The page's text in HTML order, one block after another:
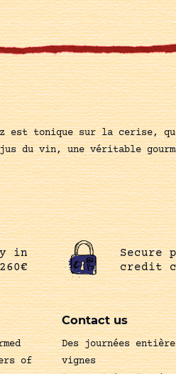
tonique sur la cerise,
du vin, une véritable
in
Secure
credit
of
Contact us
Des journées
vignes